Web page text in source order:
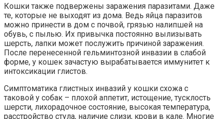
Кошки также подвержены заражения паразитами. Даже
те, которые не выходят из дома. Ведь яйца паразитов
можно принести в дом с почвой, грязью налипшей на
обувь, с пылью. Их привычка постоянно вылизывать
шерсть, лапки может послужить причиной заражения.
После перенесенной гельминтозной инвазии в слабой
форме, у кошек зачастую вырабатывается иммунитет к
интоксикации глистов.
Симптоматика глистных инвазий у кошки схожа с
таковой у собак – плохой аппетит, истощение, тусклость
шерсти, лихорадочное состояние, высокая температура,
расстройство стула, наличие слизи, крови в кале. Многие